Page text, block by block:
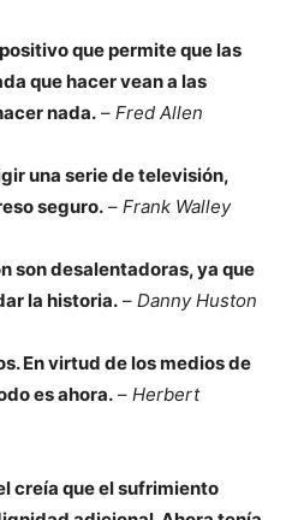
que permite que las
que hacer vean a las
nada. – Fred Allen
una serie de televisión,
seguro. – Frank Walley
son desalentadoras, ya que
la historia. – Danny Huston
En virtud de los medios de
es ahora. – Herbert
creía que el sufrimiento